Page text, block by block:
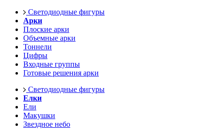
Светодиодные фигуры
Арки
Плоские арки
Объемные арки
Тоннели
Цифры
Входные группы
Готовые решения арки
Светодиодные фигуры
Елки
Ели
Макушки
Звездное небо